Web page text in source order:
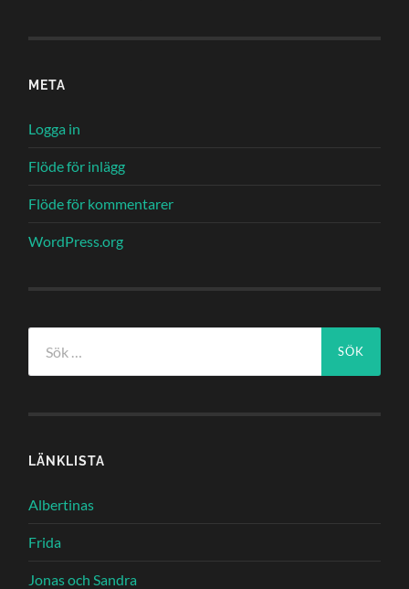
META
Logga in
Flöde för inlägg
Flöde för kommentarer
WordPress.org
efter:
LÄNKLISTA
Albertinas
Frida
Jonas och Sandra